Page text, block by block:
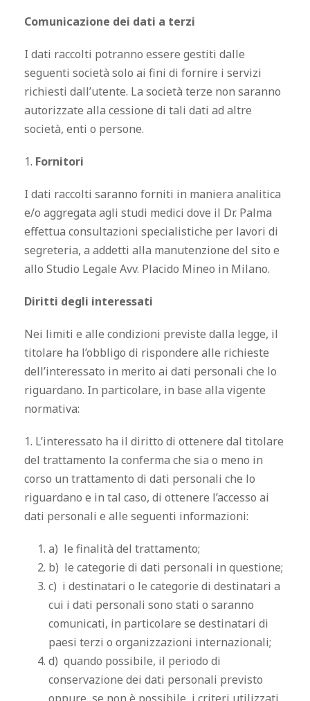
Comunicazione dei dati a terzi
I dati raccolti potranno essere gestiti dalle
seguenti società solo ai fini di fornire i servizi
richiesti dall’utente. La società terze non saranno
autorizzate alla cessione di tali dati ad altre
società, enti o persone.
1. Fornitori
I dati raccolti saranno forniti in maniera analitica
e/o aggregata agli studi medici dove il Dr. Palma
effettua consultazioni specialistiche per lavori di
segreteria, a addetti alla manutenzione del sito e
allo Studio Legale Avv. Placido Mineo in Milano.
Diritti degli interessati
Nei limiti e alle condizioni previste dalla legge, il
titolare ha l’obbligo di rispondere alle richieste
dell’interessato in merito ai dati personali che lo
riguardano. In particolare, in base alla vigente
normativa:
1. L’interessato ha il diritto di ottenere dal titolare
del trattamento la conferma che sia o meno in
corso un trattamento di dati personali che lo
riguardano e in tal caso, di ottenere l’accesso ai
dati personali e alle seguenti informazioni:
a) le finalità del trattamento;
b) le categorie di dati personali in questione;
c) i destinatari o le categorie di destinatari a
cui i dati personali sono stati o saranno
comunicati, in particolare se destinatari di
paesi terzi o organizzazioni internazionali;
d) quando possibile, il periodo di
conservazione dei dati personali previsto